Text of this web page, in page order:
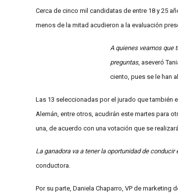
Cerca de cinco mil candidatas de entre 18 y 25
menos de la mitad acudieron a la evaluación
A quienes veamos que
preguntas, aseveró
ciento, pues se le han
Las 13 seleccionadas por el jurado que también
Alemán, entre otros, acudirán este martes para
una, de acuerdo con una votación que se
La ganadora va a tener la oportunidad de
conductora.
Por su parte, Daniela Chaparro, VP de marketing